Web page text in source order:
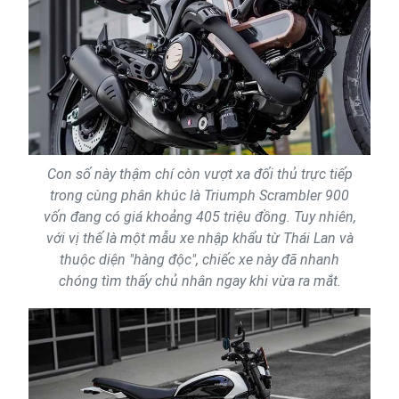
Con số này thậm chí còn vượt xa đối thủ trực tiếp
trong cùng phân khúc là Triumph Scrambler 900
vốn đang có giá khoảng 405 triệu đồng. Tuy nhiên,
với vị thế là một mẫu xe nhập khẩu từ Thái Lan và
thuộc diện "hàng độc", chiếc xe này đã nhanh
chóng tìm thấy chủ nhân ngay khi vừa ra mắt.